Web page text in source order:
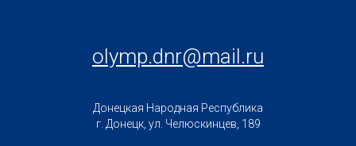
olymp.dnr@mail.ru
Донецкая Народная Республика
г. Донецк, ул. Челюскинцев, 189